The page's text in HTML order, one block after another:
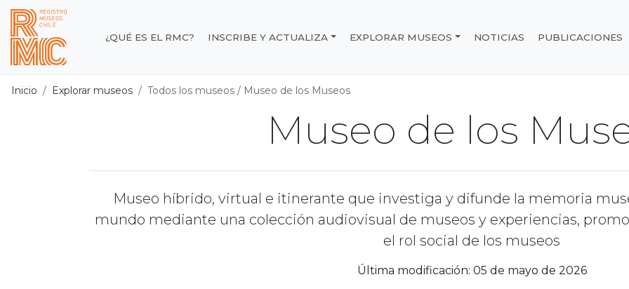
Contenido principal
Registro de Museos de Chile
¿QUÉ ES EL RMC? INSCRIBE Y ACTUALIZA EXPLORAR MUSEOS NOTICIAS PUBLICACIONES
Inicio Explorar museos Todos los museos / Museo de los Museos
Museo de los
Museo híbrido, virtual e itinerante que investiga y difunde la memoria
mundo mediante una colección audiovisual de museos y experiencias,
el rol social de los museos
Última modificación: 05 de mayo de 2026